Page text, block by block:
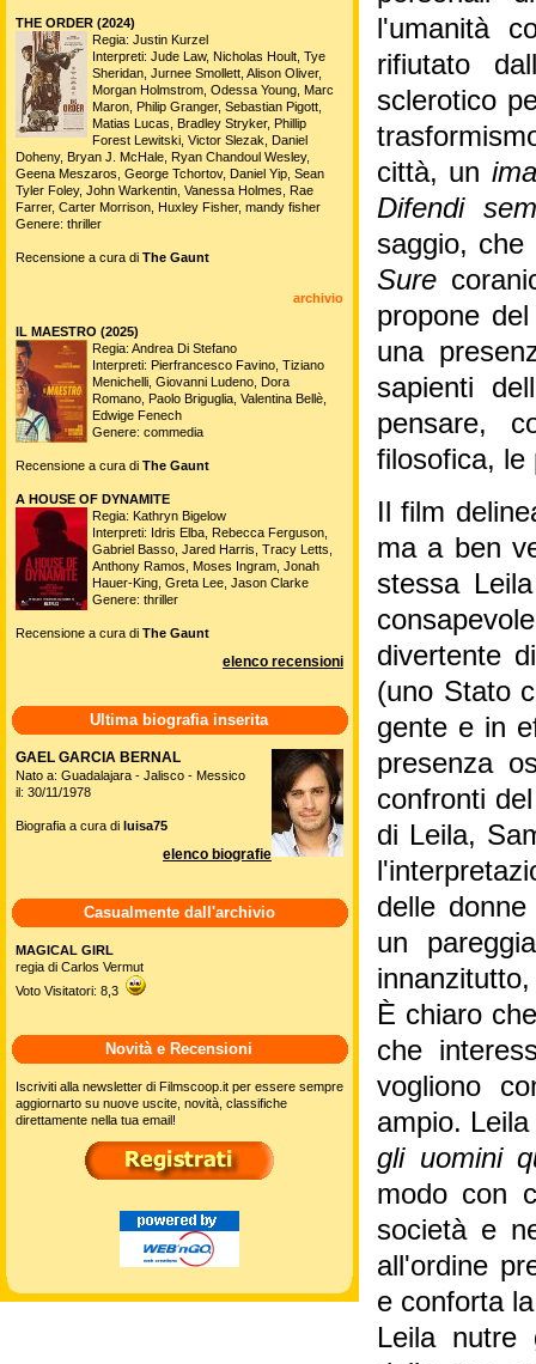
l'umanità
rifiutato
sclerotico
città, un
Difendi
saggio, che
Sure
propone
una
sapienti
pensare,
filosofica, le
Il film
ma a ben
stessa
divertente
(uno Stato
gente e in
presenza
confronti
di Leila,
delle
un
È chiaro
che
vogliono
ampio.
gli uomini
modo con
società e
all'ordine
e conforta
Leila nutre
THE ORDER (2024)
Regia: Justin Kurzel
Interpreti: Jude Law, Nicholas Hoult, Tye
Sheridan, Jurnee Smollett, Alison Oliver,
Morgan Holmstrom, Odessa Young, Marc
Maron, Philip Granger, Sebastian Pigott,
Matias Lucas, Bradley Stryker, Phillip
Forest Lewitski, Victor Slezak, Daniel
Doheny, Bryan J. McHale, Ryan Chandoul Wesley,
Geena Meszaros, George Tchortov, Daniel Yip, Sean
Tyler Foley, John Warkentin, Vanessa Holmes, Rae
Farrer, Carter Morrison, Huxley Fisher, mandy fisher
Genere: thriller
Recensione a cura di The Gaunt
archivio
IL MAESTRO (2025)
Regia: Andrea Di Stefano
Interpreti: Pierfrancesco Favino, Tiziano
Menichelli, Giovanni Ludeno, Dora
Romano, Paolo Briguglia, Valentina Bellè,
Edwige Fenech
Genere: commedia
Recensione a cura di The Gaunt
A HOUSE OF DYNAMITE
Regia: Kathryn Bigelow
Interpreti: Idris Elba, Rebecca Ferguson,
Gabriel Basso, Jared Harris, Tracy Letts,
Anthony Ramos, Moses Ingram, Jonah
Hauer-King, Greta Lee, Jason Clarke
Genere: thriller
Recensione a cura di The Gaunt
elenco recensioni
Ultima biografia inserita
GAEL GARCIA BERNAL
Nato a: Guadalajara - Jalisco - Messico
il: 30/11/1978
Biografia a cura di luisa75
elenco biografie
Casualmente dall'archivio
MAGICAL GIRL
regia di Carlos Vermut
Voto Visitatori: 8,3
Novità e Recensioni
Iscriviti alla newsletter di Filmscoop.it per essere sempre
aggiornarto su nuove uscite, novità, classifiche
direttamente nella tua email!